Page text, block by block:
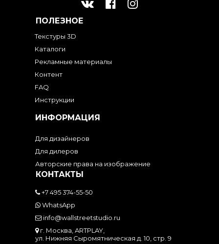
ПОЛЕЗНОЕ
Текстуры 3D
Каталоги
Рекламные материалы
Контент
FAQ
Инструкции
ИНФОРМАЦИЯ
Для дизайнеров
Для дилеров
Авторские права на изображение
КОНТАКТЫ
+7 495 374-55-50
WhatsApp
info@wallstreetstudio.ru
г. Москва, ARTPLAY,
ул. Нижняя Сыромятническая д. 10, стр. 9